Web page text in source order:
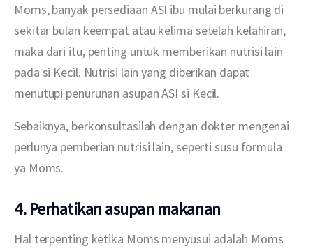
Moms, banyak persediaan ASI ibu mulai berkurang di
sekitar bulan keempat atau kelima setelah kelahiran,
maka dari itu, penting untuk memberikan nutrisi lain
pada si Kecil. Nutrisi lain yang diberikan dapat
menutupi penurunan asupan ASI si Kecil.
Sebaiknya, berkonsultasilah dengan dokter mengenai
perlunya pemberian nutrisi lain, seperti susu formula
ya Moms.
4. Perhatikan asupan makanan
Hal terpenting ketika Moms menyusui adalah Moms